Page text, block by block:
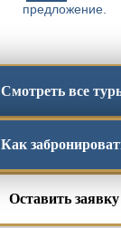
предложение.
Смотреть все
Как
Оставить заявку